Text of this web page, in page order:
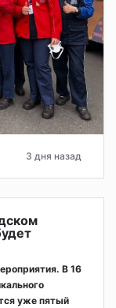
3 дня назад
В 16
уже пятый